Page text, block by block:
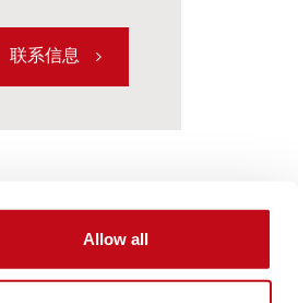
Allow all
联系信息